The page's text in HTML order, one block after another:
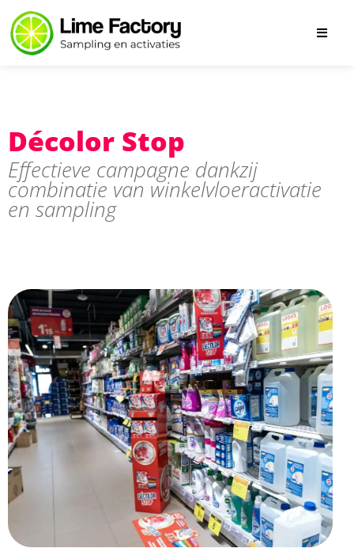
Décolor Stop
Effectieve campagne dankzij
combinatie van winkelvloeractivatie
en sampling